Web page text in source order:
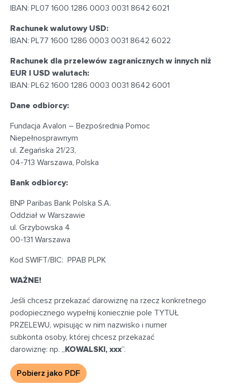
IBAN: PL07 1600 1286 0003 0031 8642 6021
Rachunek walutowy USD:
IBAN: PL77 1600 1286 0003 0031 8642 6022
Rachunek dla przelewów zagranicznych w innych niż
EUR I USD walutach:
IBAN: PL62 1600 1286 0003 0031 8642 6001
Dane odbiorcy:
Fundacja Avalon – Bezpośrednia Pomoc
Niepełnosprawnym
ul. Żegańska 21/23,
04-713 Warszawa, Polska
Bank odbiorcy:
BNP Paribas Bank Polska S.A.
Oddział w Warszawie
ul. Grzybowska 4
00-131 Warszawa
Kod SWIFT/BIC: PPAB PLPK
WAŻNE!
Jeśli chcesz przekazać darowiznę na rzecz konkretnego
podopiecznego wypełnij koniecznie pole TYTUŁ
PRZELEWU, wpisując w nim nazwisko i numer
subkonta osoby, której chcesz przekazać
darowiznę: np. „KOWALSKI, xxx”.
Pobierz jako PDF